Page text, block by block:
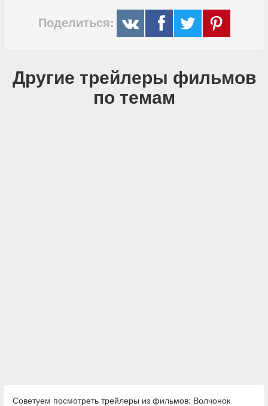
Поделиться:
Другие трейлеры фильмов
по темам
Советуем посмотреть трейлеры из фильмов: Волчонок